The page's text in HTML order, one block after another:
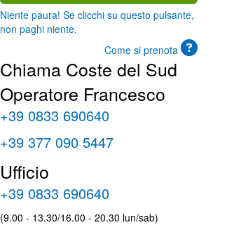
Niente paura! Se clicchi su questo pulsante,
non paghi niente.
Come si prenota
Chiama Coste del Sud
Operatore Francesco
+39 0833 690640
+39 377 090 5447
Ufficio
+39 0833 690640
(9.00 - 13.30/16.00 - 20.30 lun/sab)